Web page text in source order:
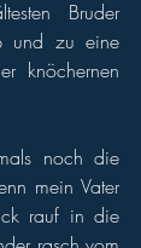
Bruder
und zu eine
knöchernen
noch die
mein Vater
rauf in die